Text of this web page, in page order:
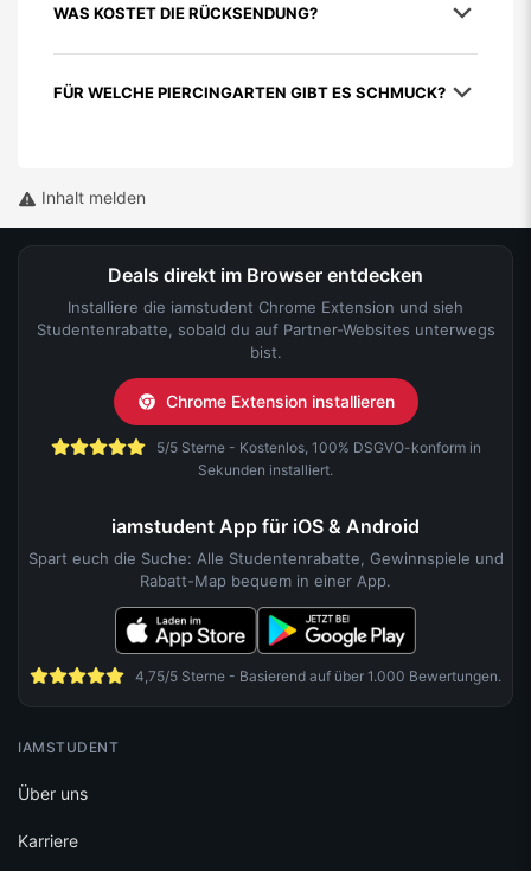
WAS KOSTET DIE RÜCKSENDUNG?
FÜR WELCHE PIERCINGARTEN GIBT ES SCHMUCK?
Inhalt melden
Deals direkt im Browser entdecken
Installiere die iamstudent Chrome Extension und sieh
Studentenrabatte, sobald du auf Partner-Websites unterwegs
bist.
Chrome Extension installieren
5/5 Sterne - Kostenlos, 100% DSGVO-konform in
Sekunden installiert.
iamstudent App für iOS & Android
Spart euch die Suche: Alle Studentenrabatte, Gewinnspiele und
Rabatt-Map bequem in einer App.
4,75/5 Sterne - Basierend auf über 1.000 Bewertungen.
IAMSTUDENT
Über uns
Karriere